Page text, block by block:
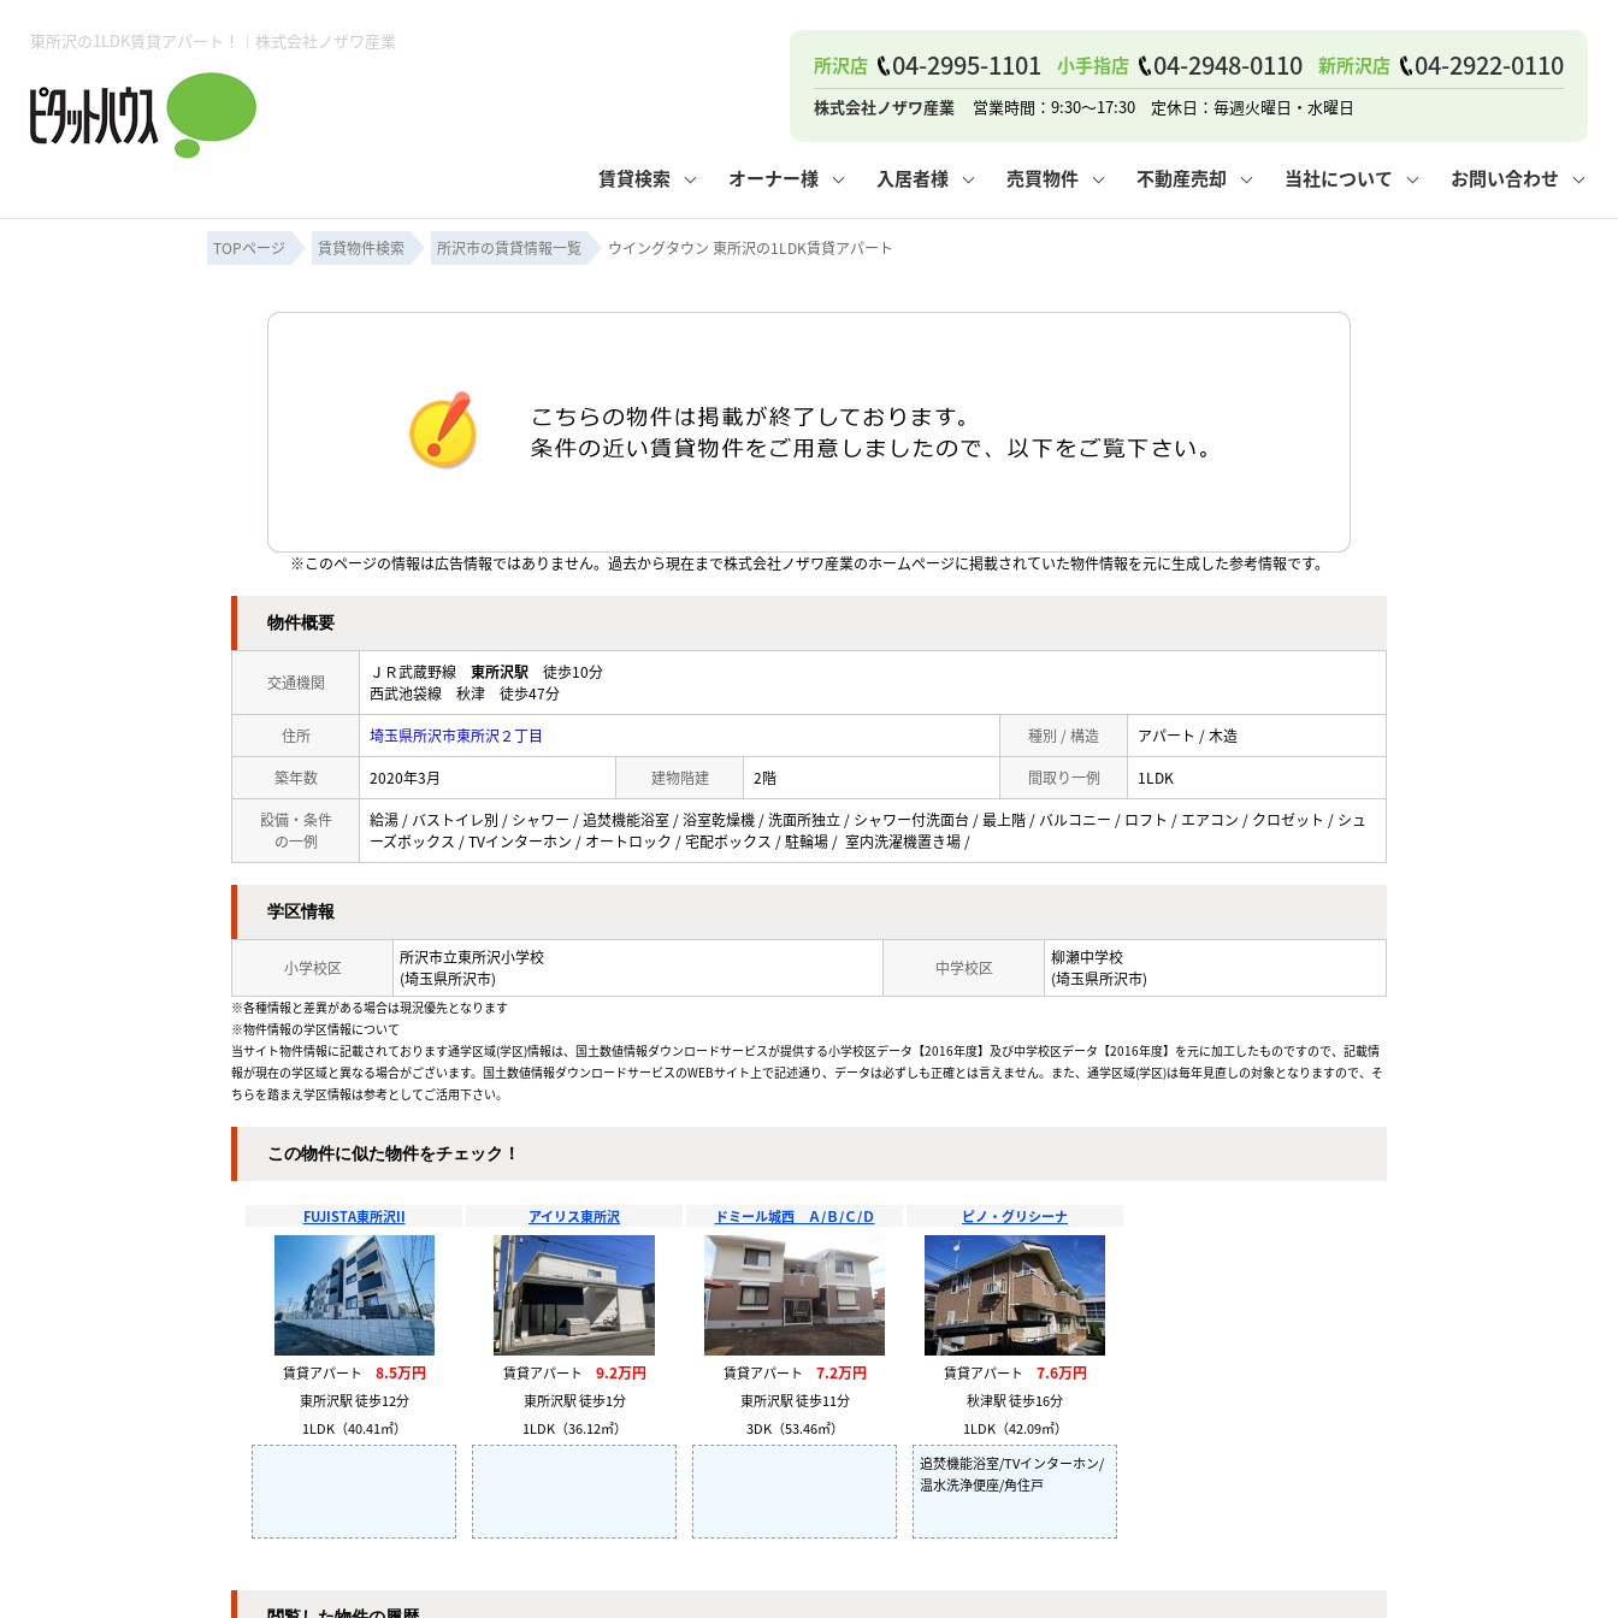
東所沢の1LDK賃貸アパート！｜株式会社ノザワ産業
所沢店 04-2995-1101 小手指店 04-2948-0110 新所沢店 04-2922-0110
株式会社ノザワ産業 営業時間：9:30～17:30 定休日：毎週火曜日・水曜日
賃貸検索 オーナー様 入居者様 売買物件 不動産売却
売却の流れ
当社について お問い合わせ
所沢賃貸TOP 閲覧履歴 保存した検索条件
月極駐車場 事業用物件 コンテナ
賃貸管理業務 管理のご依頼
入居者様用ページTOP 住まいのトラブルQ&A お住まいの解約手続き その他の問合せ
売買物件一覧 よくある質問 マンションVS戸建て 賃貸vs持ち家
無料売却査定 媒介契約の種類 売却時の諸費用 仲介と買取の違い
必要な書類
会社概要 スタッフブログ 個人情報保護方針
ピタットハウス所沢店 ピタットハウス小手指店
ご来店予約
TOPページ 賃貸物件検索 所沢市の賃貸情報一覧 ウイングタウン 東所沢の1LDK賃貸アパート
※このページの情報は広告情報ではありません。過去から現在まで株式会社ノザワ産業のホームぺージに掲載されていた物件情報を元に生成した参考情報です。
物件概要
交通機関
ＪＲ武蔵野線 東所沢駅 徒歩10分
西武池袋線 秋津 徒歩47分
住所 埼玉県所沢市東所沢２丁目 種別 / 構造 アパート / 木造
築年数 2020年3月 建物階建 2階 間取り一例 1LDK
設備・条件
の一例
給湯 / バストイレ別 / シャワー / 追焚機能浴室 / 浴室乾燥機 / 洗面所独立 / シャワー付洗面台 / 最上階 / バルコニー / ロフト / エアコン / クロゼット / シュ
ーズボックス / TVインターホン / オートロック / 宅配ボックス / 駐輪場 / 室内洗濯機置き場 /
学区情報
小学校区
所沢市立東所沢小学校
(埼玉県所沢市)
中学校区
柳瀬中学校
(埼玉県所沢市)
※各種情報と差異がある場合は現況優先となります
※物件情報の学区情報について
当サイト物件情報に記載されております通学区域(学区)情報は、国土数値情報ダウンロードサービスが提供する小学校区データ【2016年度】及び中学校区データ【2016年度】を元に加工したものですので、記載情
報が現在の学区域と異なる場合がございます。国土数値情報ダウンロードサービスのWEBサイト上で記述通り、データは必ずしも正確とは言えません。また、通学区域(学区)は毎年見直しの対象となりますので、そ
ちらを踏まえ学区情報は参考としてご活用下さい。
この物件に似た物件をチェック！
FUJISTA東所沢II
賃貸アパート 8.5万円
東所沢駅 徒歩12分
1LDK（40.41㎡）
アイリス東所沢
賃貸アパート 9.2万円
東所沢駅 徒歩1分
1LDK（36.12㎡）
ドミール城西 Ａ/Ｂ/Ｃ/Ｄ
賃貸アパート 7.2万円
東所沢駅 徒歩11分
3DK（53.46㎡）
ピノ・グリシーナ
賃貸アパート 7.6万円
秋津駅 徒歩16分
1LDK（42.09㎡）
追焚機能浴室/TVインターホン/
温水洗浄便座/角住戸